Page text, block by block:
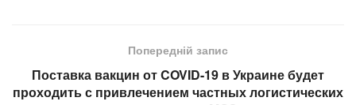
Попередній запис
Поставка вакцин от COVID-19 в Украине будет
проходить с привлечением частных логистических